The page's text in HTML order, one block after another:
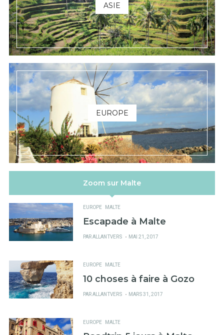
ASIE
EUROPE
Zoom sur Malte
EUROPE MALTE
Escapade à Malte
PARALLANTVERS
PUBLIÉ
MAI 21, 2017
EUROPE MALTE
10 choses à faire à Gozo
PARALLANTVERS
PUBLIÉ
MARS 31, 2017
EUROPE MALTE